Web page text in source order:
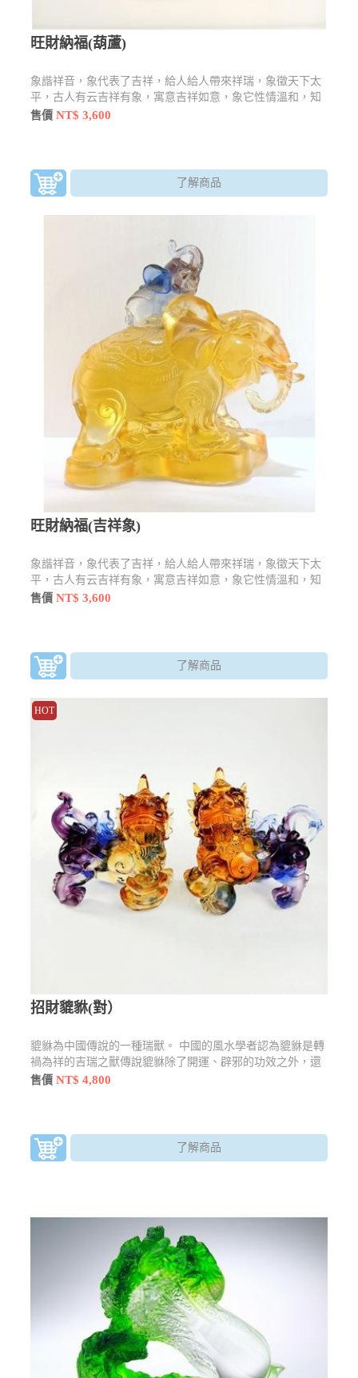
旺財納福(葫蘆)
象諧祥音，象代表了吉祥，給人給人帶來祥瑞，象徵天下太
平，古人有云吉祥有象，寓意吉祥如意，象它性情溫和，知
恩圖報。而在泰國來說是招財的象徵。
售價NT$ 3,600
了解商品
旺財納福(吉祥象)
象諧祥音，象代表了吉祥，給人給人帶來祥瑞，象徵天下太
平，古人有云吉祥有象，寓意吉祥如意，象它性情溫和，知
恩圖報。而在泰國來說是招財的象徵。
售價NT$ 3,600
了解商品
HOT
招財貔貅(對）
貔貅為中國傳說的一種瑞獸。 中國的風水學者認為貔貅是轉
禍為祥的吉瑞之獸傳說貔貅除了開運、辟邪的功效之外，還
有鎮宅、化太歲等作用。
售價NT$ 4,800
了解商品